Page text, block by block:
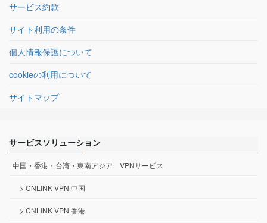
サービス約款
サイト利用の条件
個人情報保護について
cookieの利用について
サイトマップ
サービスソリューション
中国・香港・台湾・東南アジア VPNサービス
> CNLINK VPN 中国
> CNLINK VPN 香港